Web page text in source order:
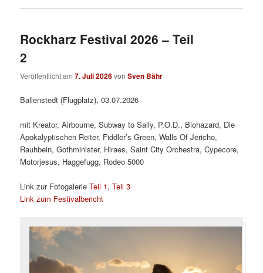
Rockharz Festival 2026 – Teil
2
Veröffentlicht am7. Juli 2026vonSven Bähr
Ballenstedt (Flugplatz), 03.07.2026
mit Kreator, Airbourne, Subway to Sally, P.O.D., Biohazard, Die
Apokalyptischen Reiter, Fiddler’s Green, Walls Of Jericho,
Rauhbein, Gothminister, Hiraes, Saint City Orchestra, Cypecore,
Motorjesus, Haggefugg, Rodeo 5000
Link zur FotogalerieTeil 1,Teil 3
Link zum Festivalbericht